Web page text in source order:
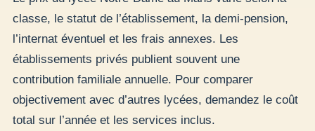
classe, le statut de l’établissement, la demi-pension,
l’internat éventuel et les frais annexes. Les
établissements privés publient souvent une
contribution familiale annuelle. Pour comparer
objectivement avec d’autres lycées, demandez le coût
total sur l’année et les services inclus.